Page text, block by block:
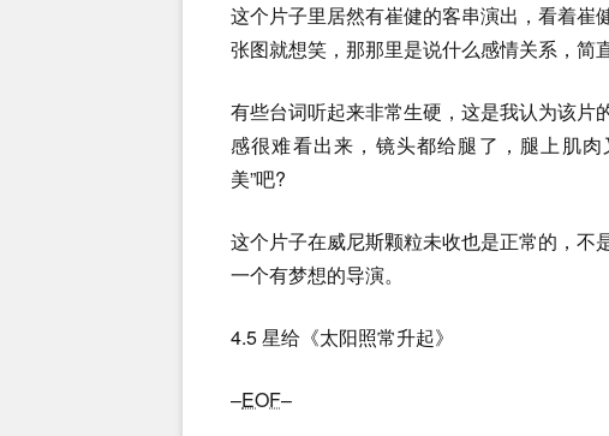
这个片子里居然有崔健的客串演出，看着
张图就想笑，那那里是说什么感情关系，简
有些台词听起来非常生硬，这是我认为该
感很难看出来，镜头都给腿了，腿上肌
美”吧?
这个片子在威尼斯颗粒未收也是正常的，
一个有梦想的导演。
4.5 星给《太阳照常升起》
–EOF–